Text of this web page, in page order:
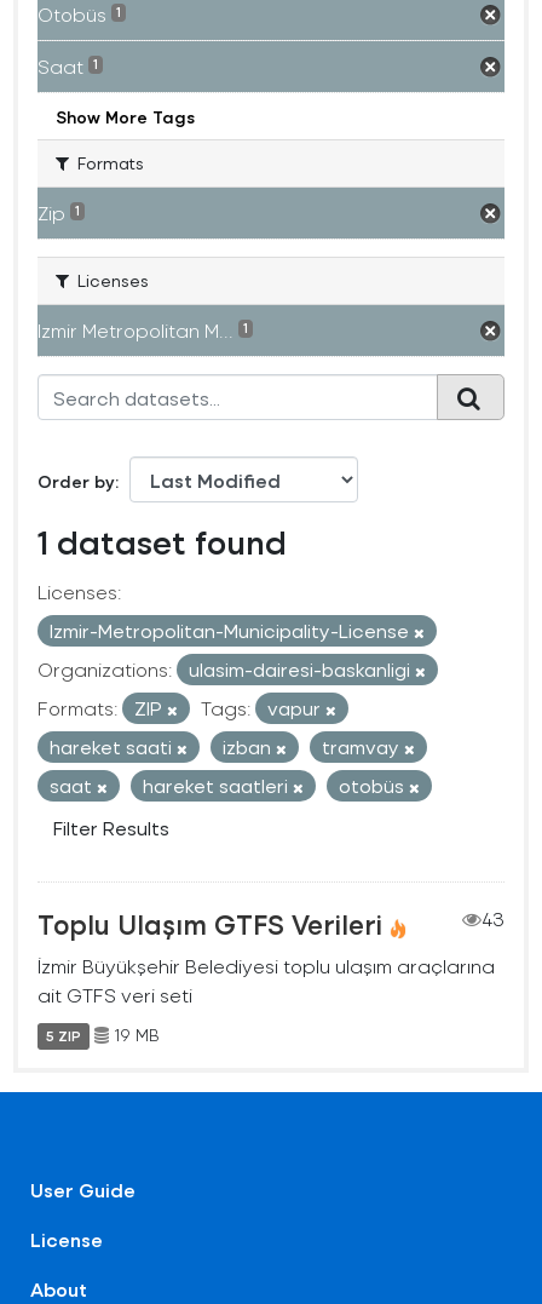
Otobüs 1
Saat 1
Show More Tags
Formats
Zip 1
Licenses
Izmir Metropolitan M... 1
Order by
1 dataset found
Licenses:
Izmir-Metropolitan-Municipality-License
Organizations:
ulasim-dairesi-baskanligi
Formats:
ZIP Tags:
vapur
hareket saati
izban
tramvay
saat
hareket saatleri
otobüs
Filter Results
Toplu Ulaşım GTFS Verileri
43
İzmir Büyükşehir Belediyesi toplu ulaşım araçlarına
ait GTFS veri seti
5 ZIP 19 MB
User Guide
License
About